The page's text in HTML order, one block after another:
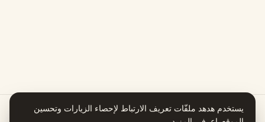
يستخدم هدهد ملفّات تعريف الارتباط لإحصاء الزيارات وتحسين